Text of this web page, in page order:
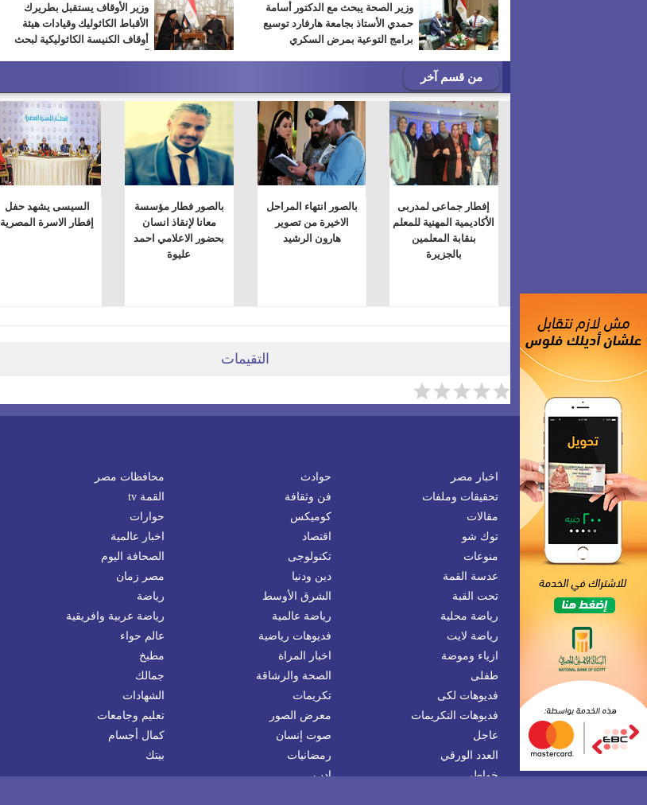
وزير الصحة يبحث مع الدكتور أسامة
حمدي الأستاذ بجامعة هارفارد توسيع
برامج التوعية بمرض السكري
وزير الأوقاف يستقبل بطريرك
الأقباط الكاثوليك وقيادات هيئة
أوقاف الكنيسة الكاثوليكية لبحث
من قسم آخر
إفطار جماعى لمدربى
الأكاديمية المهنية للمعلم
بنقابة المعلمين
بالجزيرة
بالصور انتهاء المراحل
الاخيرة من تصوير
هارون الرشيد
بالصور فطار مؤسسة
معانا لإنقاذ انسان
بحضور الاعلامي احمد
عليوة
السيسى يشهد حفل
إفطار الاسرة المصرية
التقيمات
اخبار مصر حوادث
محافظات مصر
تحقيقات وملفات
فن وثقافة
القمة tv
مقالات
كوميكس
حوارات
توك شو
اقتصاد
اخبار عالمية
منوعات
تكنولوجى
الصحافة اليوم
عدسة القمة
دين ودنيا
مصر زمان
تحت القبة
الشرق الأوسط
رياضة
رياضة محلية
رياضة عالمية
رياضة عربية وافريقية
رياضة لايت
فديوهات رياضية
عالم حواء
ازياء وموضة
اخبار المراة
مطبخ
طفلى
الصحة والرشاقة
جمالك
فديوهات لكى
تكريمات
الشهادات
فديوهات التكريمات
معرض الصور
تعليم وجامعات
عاجل
صوت إنسان
كمال أجسام
العدد الورقي
رمضانيات
بيتك
خواطر
ادب